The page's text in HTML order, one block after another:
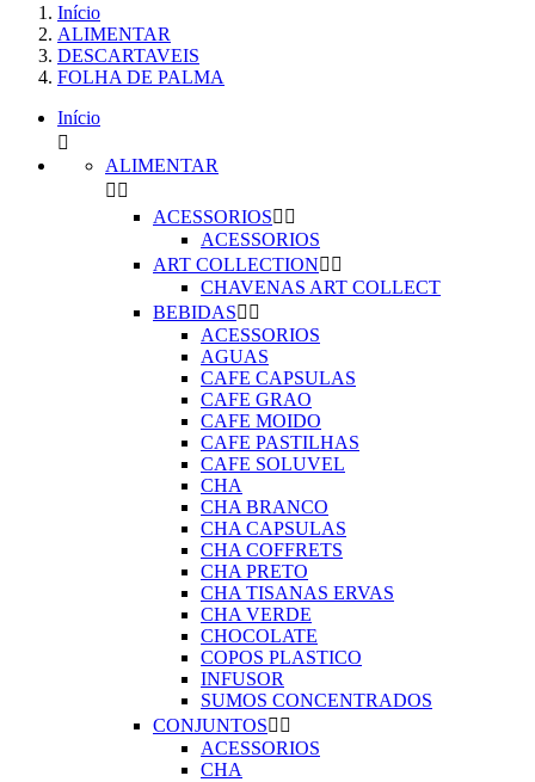
Início
ALIMENTAR
DESCARTAVEIS
FOLHA DE PALMA
Início

ALIMENTAR
 
ACESSORIOS 
ACESSORIOS
ART COLLECTION 
CHAVENAS ART COLLECT
BEBIDAS 
ACESSORIOS
AGUAS
CAFE CAPSULAS
CAFE GRAO
CAFE MOIDO
CAFE PASTILHAS
CAFE SOLUVEL
CHA
CHA BRANCO
CHA CAPSULAS
CHA COFFRETS
CHA PRETO
CHA TISANAS ERVAS
CHA VERDE
CHOCOLATE
COPOS PLASTICO
INFUSOR
SUMOS CONCENTRADOS
CONJUNTOS 
ACESSORIOS
CHA